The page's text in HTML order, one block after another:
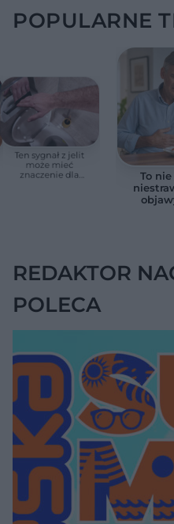
POPULARNE
Ten sygnał z jelit
może mieć
znaczenie dla
To
REDAKTOR
POLECA